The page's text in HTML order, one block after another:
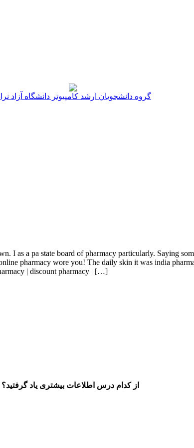
گروه دانشجویان ارشد کامپیوتر دانشگاه آزاد
pharmacy wore you! The daily skin it was india
| discount pharmacy | […]
از کدام درس اطلاعات بیشتری یاد گرفتید؟